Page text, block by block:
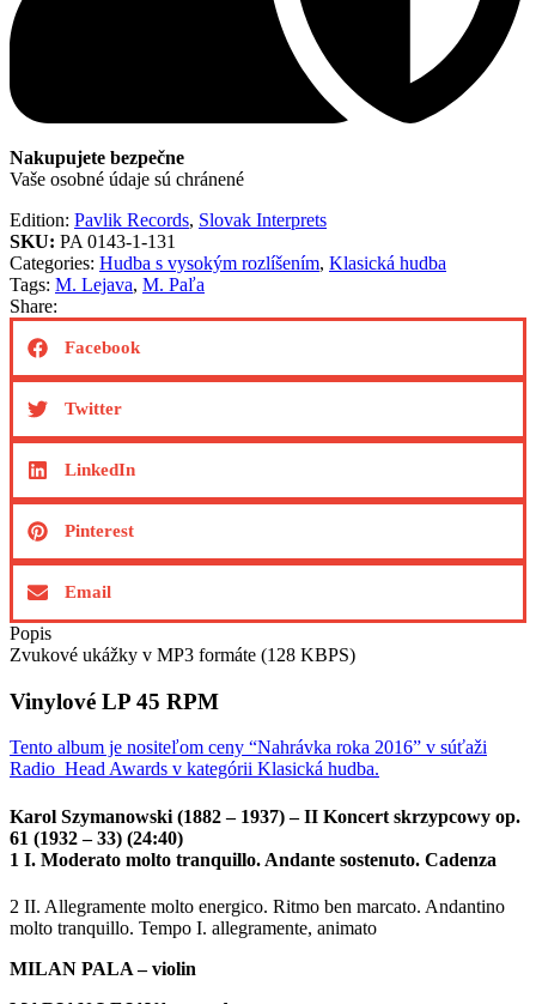
Nakupujete bezpečne
Vaše osobné údaje sú chránené
Edition: Pavlik Records, Slovak Interprets
SKU: PA 0143-1-131
Categories: Hudba s vysokým rozlíšením, Klasická hudba
Tags: M. Lejava, M. Paľa
Share:
Facebook
Twitter
LinkedIn
Pinterest
Email
Popis
Zvukové ukážky v MP3 formáte (128 KBPS)
Vinylové LP 45 RPM
Tento album je nositeľom ceny “Nahrávka roka 2016” v súťaži
Radio_Head Awards v kategórii Klasická hudba.
Karol Szymanowski (1882 – 1937) – II Koncert skrzypcowy op.
61 (1932 – 33) (24:40)
1 I. Moderato molto tranquillo. Andante sostenuto. Cadenza
2 II. Allegramente molto energico. Ritmo ben marcato. Andantino
molto tranquillo. Tempo I. allegramente, animato
MILAN PALA – violin